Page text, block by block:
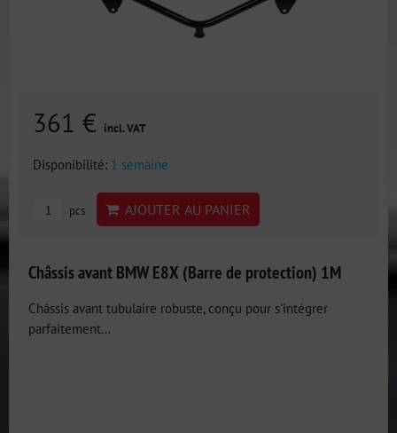
361 € incl. VAT
Disponibilité: 1 semaine
pcs AJOUTER AU PANIER
Châssis avant BMW E8X (Barre de protection) 1M
Châssis avant tubulaire robuste, conçu pour s'intégrer
parfaitement...